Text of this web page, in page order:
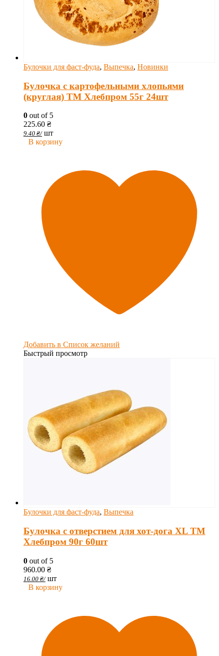
Булочки для фаст-фуда, Выпечка, Новинки
Булочка с картофельными хлопьями
(круглая) ТМ Хлебпром 55г 24шт
0 out of 5
225.60 ₴
9.40 ₴/ шт
В корзину
Добавить в Список желаний
Быстрый просмотр
Булочки для фаст-фуда, Выпечка
Булочка с отверстием для хот-дога XL ТМ
Хлебпром 90г 60шт
0 out of 5
960.00 ₴
16.00 ₴/ шт
В корзину